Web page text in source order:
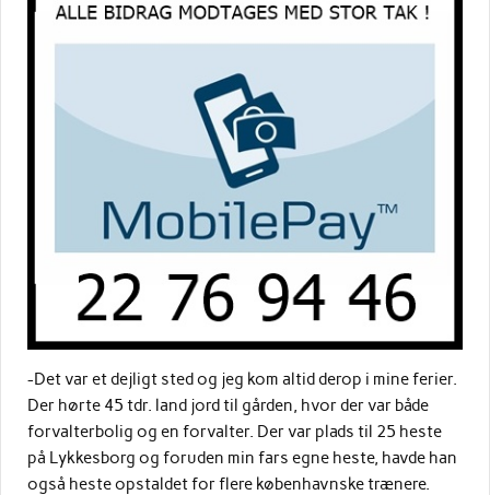
-Det var et dejligt sted og jeg kom altid derop i mine ferier.
Der hørte 45 tdr. land jord til gården, hvor der var både
forvalterbolig og en forvalter. Der var plads til 25 heste
på Lykkesborg og foruden min fars egne heste, havde han
også heste opstaldet for flere københavnske trænere.